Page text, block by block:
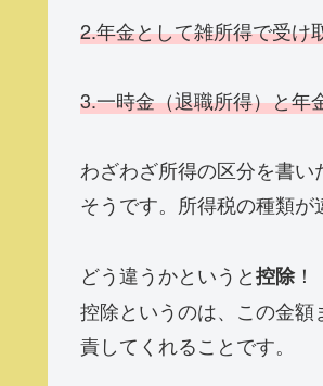
2.年金として雑所得で受け
3.一時金（退職所得）と年
わざわざ所得の区分を書い
そうです。所得税の種類が
どう違うかというと控除！
控除というのは、この金
責してくれることです。